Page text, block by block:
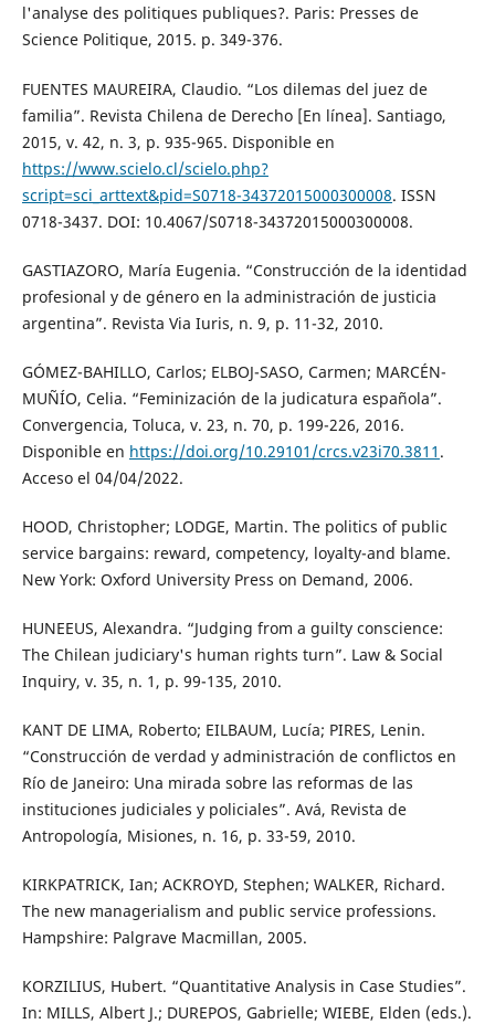
l'analyse des politiques publiques?. Paris: Presses de
Science Politique, 2015. p. 349-376.
FUENTES MAUREIRA, Claudio. “Los dilemas del juez de
familia”. Revista Chilena de Derecho [En línea]. Santiago,
2015, v. 42, n. 3, p. 935-965. Disponible en
https://www.scielo.cl/scielo.php?
script=sci_arttext&pid=S0718-34372015000300008. ISSN
0718-3437. DOI: 10.4067/S0718-34372015000300008.
GASTIAZORO, María Eugenia. “Construcción de la identidad
profesional y de género en la administración de justicia
argentina”. Revista Via Iuris, n. 9, p. 11-32, 2010.
GÓMEZ-BAHILLO, Carlos; ELBOJ-SASO, Carmen; MARCÉN-
MUÑÍO, Celia. “Feminización de la judicatura española”.
Convergencia, Toluca, v. 23, n. 70, p. 199-226, 2016.
Disponible en https://doi.org/10.29101/crcs.v23i70.3811 .
Acceso el 04/04/2022.
HOOD, Christopher; LODGE, Martin. The politics of public
service bargains: reward, competency, loyalty-and blame.
New York: Oxford University Press on Demand, 2006.
HUNEEUS, Alexandra. “Judging from a guilty conscience:
The Chilean judiciary's human rights turn”. Law & Social
Inquiry, v. 35, n. 1, p. 99-135, 2010.
KANT DE LIMA, Roberto; EILBAUM, Lucía; PIRES, Lenin.
“Construcción de verdad y administración de conflictos en
Río de Janeiro: Una mirada sobre las reformas de las
instituciones judiciales y policiales”. Avá, Revista de
Antropología, Misiones, n. 16, p. 33-59, 2010.
KIRKPATRICK, Ian; ACKROYD, Stephen; WALKER, Richard.
The new managerialism and public service professions.
Hampshire: Palgrave Macmillan, 2005.
KORZILIUS, Hubert. “Quantitative Analysis in Case Studies”.
In: MILLS, Albert J.; DUREPOS, Gabrielle; WIEBE, Elden (eds.).